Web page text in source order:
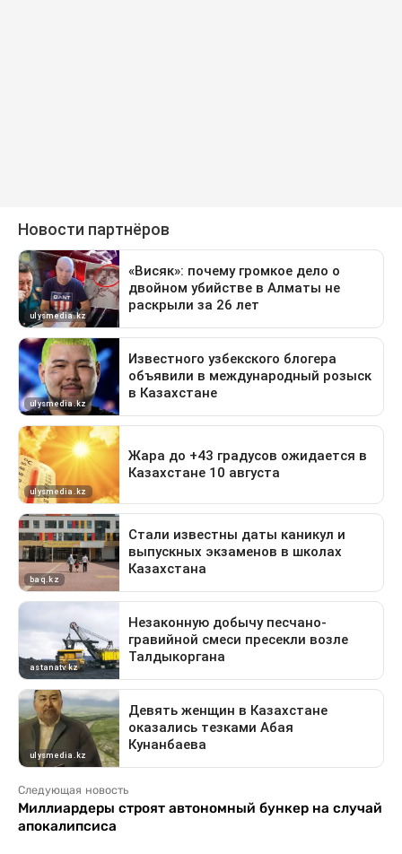
Следующая новость
Миллиардеры строят автономный бункер на случай
апокалипсиса